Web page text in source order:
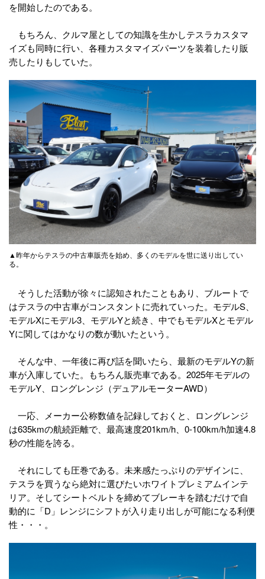
を開始したのである。
もちろん、クルマ屋としての知識を生かしテスラカスタマ
イズも同時に行い、各種カスタマイズパーツを装着したり販
売したりもしていた。
▲昨年からテスラの中古車販売を始め、多くのモデルを世に送り出してい
る。
そうした活動が徐々に認知されたこともあり、ブルートで
はテスラの中古車がコンスタントに売れていった。モデルS、
モデルXにモデル3、モデルYと続き、中でもモデルXとモデル
Yに関してはかなりの数が動いたという。
そんな中、一年後に再び話を聞いたら、最新のモデルYの新
車が入庫していた。もちろん販売車である。2025年モデルの
モデルY、ロングレンジ（デュアルモーターAWD）
一応、メーカー公称数値を記録しておくと、ロングレンジ
は635kmの航続距離で、最高速度201km/h、0-100km/h加速4.8
秒の性能を誇る。
それにしても圧巻である。未来感たっぷりのデザインに、
テスラを買うなら絶対に選びたいホワイトプレミアムインテ
リア。そしてシートベルトを締めてブレーキを踏むだけで自
動的に「D」レンジにシフトが入り走り出しが可能になる利便
性・・・。